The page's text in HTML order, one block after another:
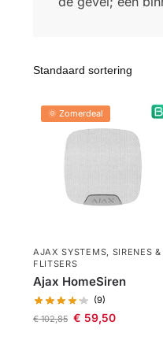
🌞 Zomerdeal
AJAX SYSTEMS, SIRENES &
FLITSERS
Ajax HomeSiren
(9)
€102,85 € 59,50